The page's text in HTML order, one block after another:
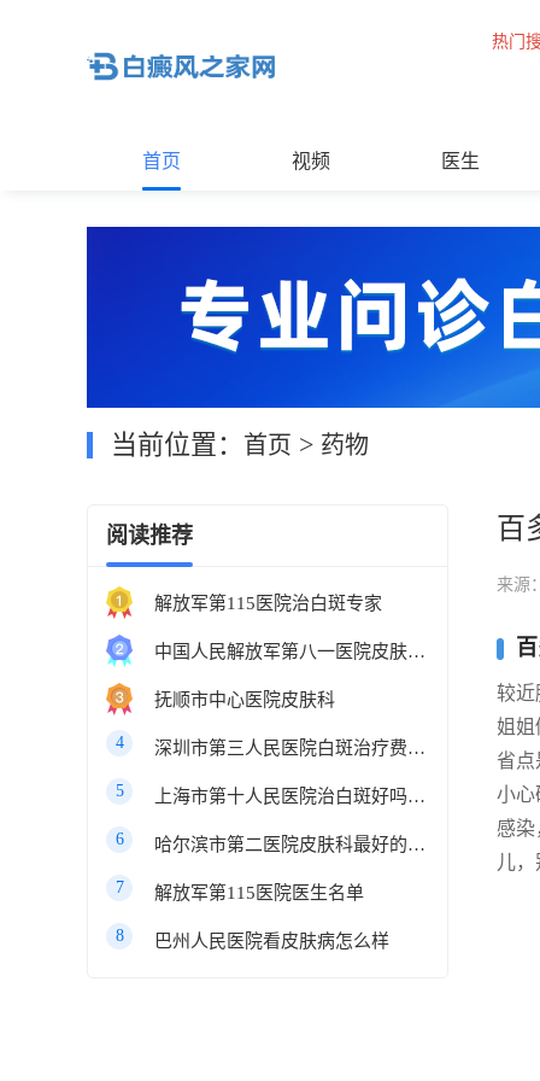
热门
首页 视频 医生
当前位置： 首页 > 药物
阅读推荐
解放军第115医院治白斑专家
中国人民解放军第八一医院皮肤科最好的医生
抚顺市中心医院皮肤科
4 深圳市第三人民医院白斑治疗费用多少
5 上海市第十人民医院治白斑好吗知乎
6 哈尔滨市第二医院皮肤科最好的医生
7 解放军第115医院医生名单
8 巴州人民医院看皮肤病怎么样
百
来源：
较近
姐姐
省
小心
感
儿